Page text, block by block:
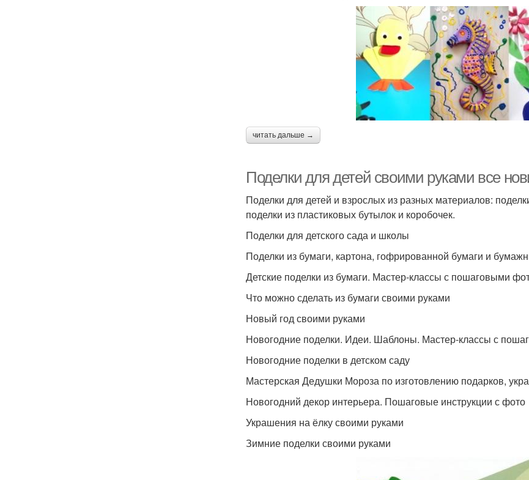
читать дальше →
Поделки для детей своими руками все
Поделки для детей и взрослых из разных материалов:
поделки из пластиковых бутылок и коробочек.
Поделки для детского сада и школы
Поделки из бумаги, картона, гофрированной бумаги и
Детские поделки из бумаги. Мастер-классы с пошаговыми
Что можно сделать из бумаги своими руками
Новый год своими руками
Новогодние поделки. Идеи. Шаблоны. Мастер-классы с
Новогодние поделки в детском саду
Мастерская Дедушки Мороза по изготовлению подарков,
Новогодний декор интерьера. Пошаговые инструкции с фото
Украшения на ёлку своими руками
Зимние поделки своими руками